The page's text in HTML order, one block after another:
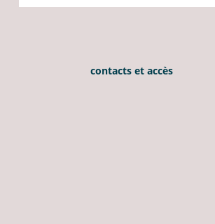
contacts et accès